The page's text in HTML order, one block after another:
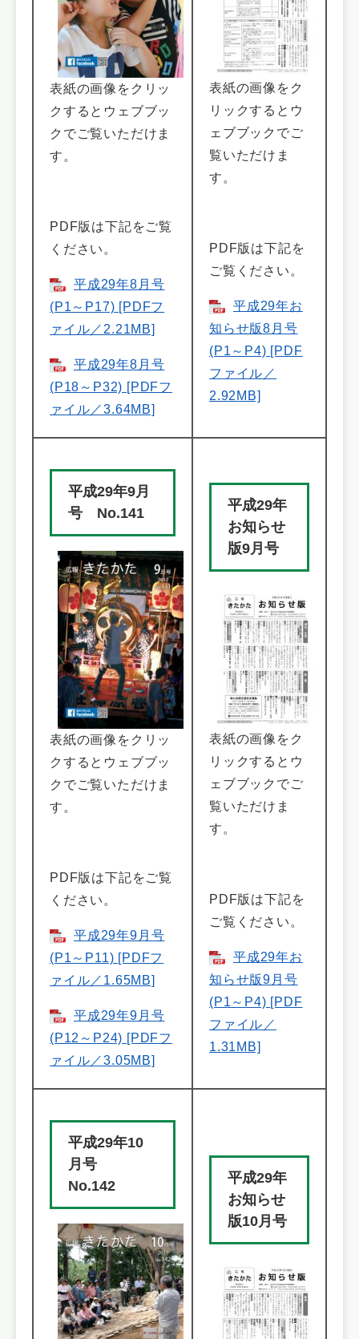
表紙の画像をクリッ
クするとウェブブッ
クでご覧いただけま
す。
PDF版は下記をご覧
ください。
平成29年8月号
(P1～P17) [PDFフ
ァイル／2.21MB]
平成29年8月号
(P18～P32) [PDFフ
ァイル／3.64MB]
表紙の画像をク
リックするとウ
ェブブックでご
覧いただけま
す。
PDF版は下記を
ご覧ください。
平成29年お
知らせ版8月号
(P1～P4) [PDF
ファイル／
2.92MB]
平成29年9月
号 No.141
表紙の画像をクリッ
クするとウェブブッ
クでご覧いただけま
す。
PDF版は下記をご覧
ください。
平成29年9月号
(P1～P11) [PDFフ
ァイル／1.65MB]
平成29年9月号
(P12～P24) [PDFフ
ァイル／3.05MB]
平成29年
お知らせ
版9月号
表紙の画像をク
リックするとウ
ェブブックでご
覧いただけま
す。
PDF版は下記を
ご覧ください。
平成29年お
知らせ版9月号
(P1～P4) [PDF
ファイル／
1.31MB]
平成29年10
月号
No.142
平成29年
お知らせ
版10月号